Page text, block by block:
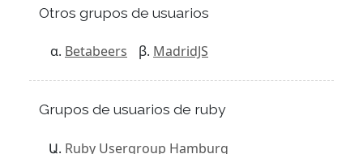
Otros grupos de usuarios
Betabeers MadridJS
Grupos de usuarios de ruby
Ruby Usergroup Hamburg